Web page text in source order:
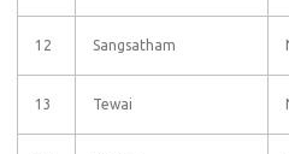
12 Sangsatham
13 Tewai